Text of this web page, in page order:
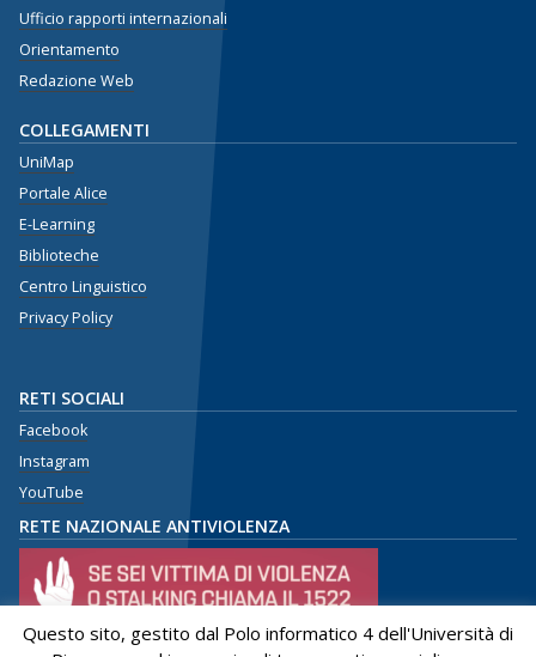
Ufficio rapporti internazionali
Orientamento
Redazione Web
COLLEGAMENTI
UniMap
Portale Alice
E-Learning
Biblioteche
Centro Linguistico
Privacy Policy
RETI SOCIALI
Facebook
Instagram
YouTube
RETE NAZIONALE ANTIVIOLENZA
Questo sito, gestito dal Polo informatico 4 dell'Università di